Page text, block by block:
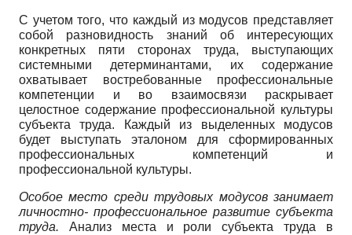
С учетом того, что каждый из модусов представляет
собой разновидность знаний об интересующих
конкретных пяти сторонах труда, выступающих
системными детерминантами, их содержание
охватывает востребованные профессиональные
компетенции и во взаимосвязи раскрывает
целостное содержание профессиональной культуры
субъекта труда. Каждый из выделенных модусов
будет выступать эталоном для сформированных
профессиональных компетенций и
профессиональной культуры.
Особое место среди трудовых модусов занимает
личностно- профессиональное развитие субъекта
труда. Анализ места и роли субъекта труда в